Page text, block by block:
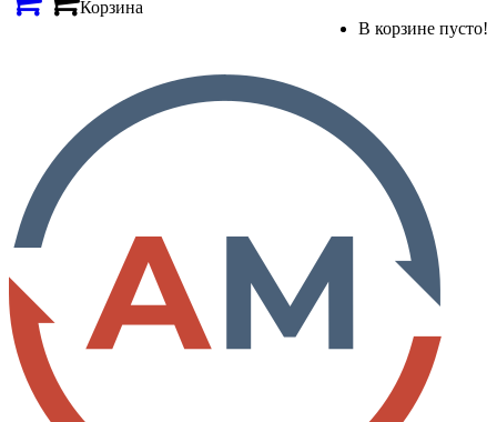
Корзина
В корзине пусто!